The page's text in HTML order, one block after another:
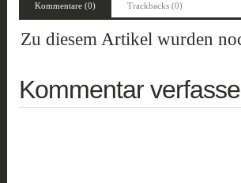
Kommentare (0) Trackbacks (0)
Zu diesem Artikel wurden
Kommentar